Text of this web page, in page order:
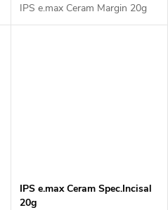
IPS e.max Ceram Margin 20g
IPS e.max Ceram Spec.Incisal
20g